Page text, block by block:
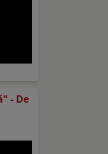
- De